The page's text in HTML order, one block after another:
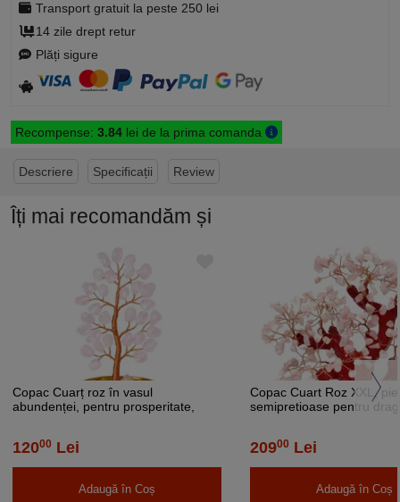
Transport gratuit la peste 250 lei
14 zile drept retur
Plăți sigure
Recompense: 3.84lei de la prima comanda
Descriere Specificații Review
Îți mai recomandăm și
Copac Cuarț roz în vasul
abundenței, pentru prosperitate,
12000 Lei
Adaugă în Coș
Copac Cuart Roz XXL,
semipretioase pentru
20900 Lei
Adaugă în Coș